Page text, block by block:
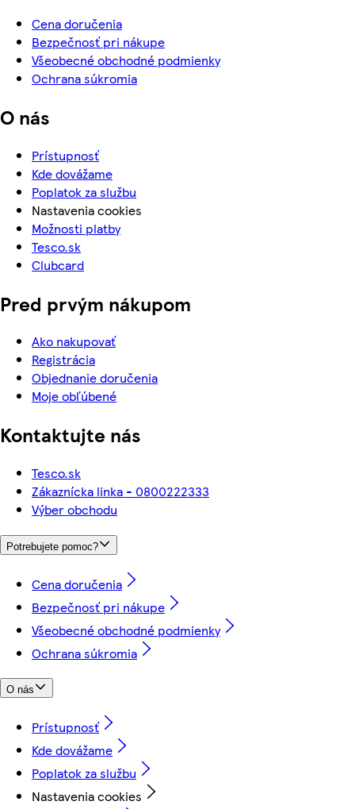
Cena doručenia
Bezpečnosť pri nákupe
Všeobecné obchodné podmienky
Ochrana súkromia
O nás
Prístupnosť
Kde dovážame
Poplatok za službu
Nastavenia cookies
Možnosti platby
Tesco.sk
Clubcard
Pred prvým nákupom
Ako nakupovať
Registrácia
Objednanie doručenia
Moje obľúbené
Kontaktujte nás
Tesco.sk
Zákaznícka linka - 0800222333
Výber obchodu
Potrebujete pomoc?
Cena doručenia
Bezpečnosť pri nákupe
Všeobecné obchodné podmienky
Ochrana súkromia
O nás
Prístupnosť
Kde dovážame
Poplatok za službu
Nastavenia cookies